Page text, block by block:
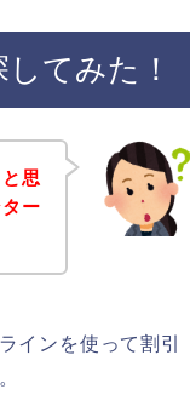
てみた！
思
ー
インを使って割引